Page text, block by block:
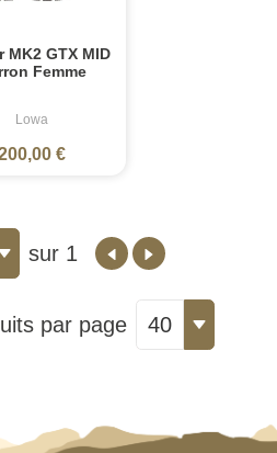
MK2 GTX MID
Femme
Lowa
€
sur 1
par page 40